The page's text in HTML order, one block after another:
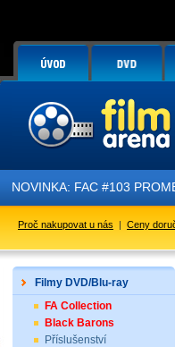
NOVINKA: FAC #103
Proč nakupovat u nás | Ceny
Filmy DVD/Blu-ray
FA Collection
Black Barons
Příslušenství